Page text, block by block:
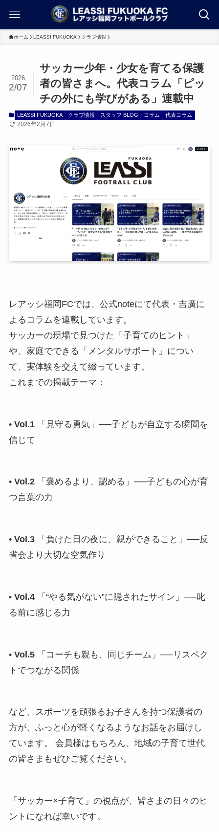
ホーム LEASSI FUKUOKA クラブ情報
サッカー少年・少女を育てる保護
者の皆さまへ。代表コラム「ピッ
チの外にも学びがある」連載中
2026
2/07
LEASSI FUKUOKA クラブ情報 スタッフ BLOG・コラム 代表コラム
2026年2月7日
レアッシ福岡FCでは、公式noteにて代表・吉廣に
よるコラムを連載しています。
サッカーの現場で見つけた「子育てのヒント」
や、家庭でできる「メンタルサポート」につい
て、実体験を交えて綴っています。
これまでの掲載テーマ：
• Vol.1「見守る勇気」──子どもが自立する瞬間を
信じて
• Vol.2「褒めるより、認める」──子どもの心が育
つ言葉の力
• Vol.3「負けた日の夜に、親ができること」──反
省会より大切な空気作り
• Vol.4「“やる気がない”に隠されたサイン」──叱
る前に感じる力
• Vol.5「コーチも親も、同じチーム」──リスペク
トでつながる関係
など、スポーツを頑張るお子さんを持つ保護者の
方が、ふっと心が軽くなるようなお話をお届けし
ています。 会員様はもちろん、地域の子育て世代
の皆さまもぜひご覧ください。
「サッカー×子育て」の視点が、皆さまの日々のヒ
ントになれば幸いです。